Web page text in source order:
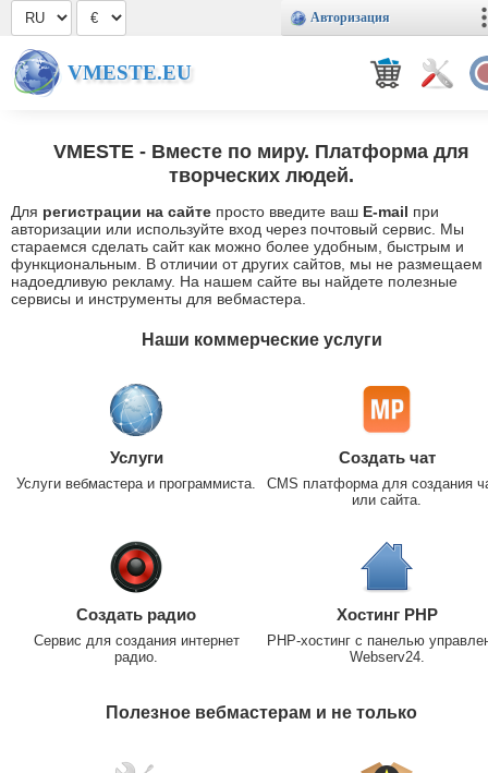
Авторизация
VMESTE.EU
VMESTE - Вместе по миру. Платформа для
творческих людей.
Для регистрации на сайте просто введите ваш E-mail при
авторизации или используйте вход через почтовый сервис. Мы
стараемся сделать сайт как можно более удобным, быстрым и
функциональным. В отличии от других сайтов, мы не размещаем
надоедливую рекламу. На нашем сайте вы найдете полезные
сервисы и инструменты для вебмастера.
Наши коммерческие услуги
Услуги
Услуги вебмастера и программиста.
Создать чат
CMS платформа для создания
или сайта.
Создать радио
Сервис для создания интернет
радио.
Хостинг PHP
PHP-хостинг с панелью
Webserv24.
Полезное вебмастерам и не только